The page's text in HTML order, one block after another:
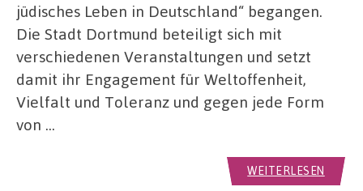
jüdisches Leben in Deutschland“ begangen.
Die Stadt Dortmund beteiligt sich mit
verschiedenen Veranstaltungen und setzt
damit ihr Engagement für Weltoffenheit,
Vielfalt und Toleranz und gegen jede Form
von …
WEITERLESEN